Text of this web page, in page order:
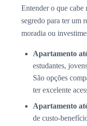
Entender o que cabe
segredo para ter um
moradia ou
Apartamento
estudantes,
São opções
ter excelente
Apartamento
de custo-